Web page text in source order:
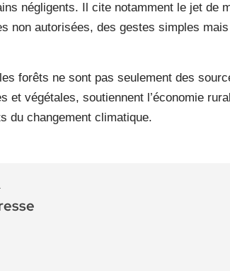
négligents. Il cite notamment le jet de
non autorisées, des gestes simples
forêts ne sont pas seulement des
et végétales, soutiennent l’économie
du changement climatique.